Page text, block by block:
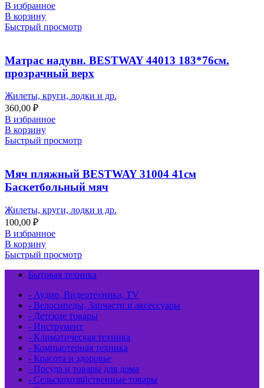
В избранное
В корзину
Быстрый просмотр
Матрас надувн. BESTWAY 44013 183*76см.
прозрачный верх
Жилеты, круги, лодки и др.
360,00 ₽
В избранное
В корзину
Быстрый просмотр
Мяч пляжный BESTWAY 31004 41см
Баскетбольный мяч
Жилеты, круги, лодки и др.
100,00 ₽
В избранное
В корзину
Быстрый просмотр
Бытовая техника
- Аудио, Видеотехника, TV
- Велосипеды, Запчасти и аксессуары
- Детские товары
- Инструмент
- Климатическая техника
- Компьютерная техника
- Красота и здоровье
- Посуда и товары для дома
- Сельскохозяйственные товары